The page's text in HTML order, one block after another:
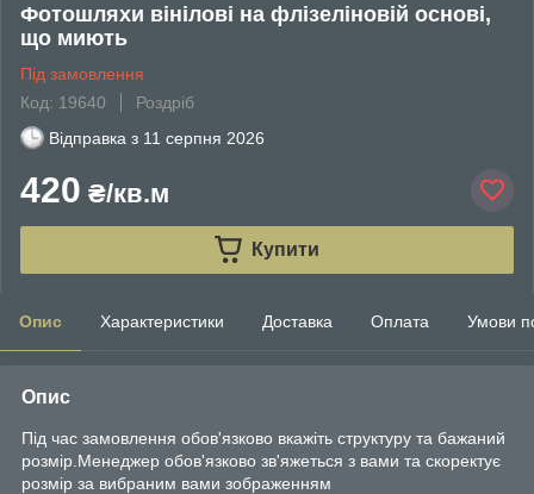
Фотошляхи вінілові на флізеліновій основі,
що миють
Під замовлення
Код: 19640
Роздріб
Відправка з 11 серпня 2026
420 ₴/кв.м
Купити
Опис Характеристики Доставка Оплата Умови
Опис
Під час замовлення обов'язково вкажіть структуру та бажаний
розмір.Менеджер обов'язково зв'яжеться з вами та скоректує
розмір за вибраним вами зображенням